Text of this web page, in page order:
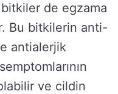
de egzama
Bu bitkilerin anti-
antialerjik
ve cildin